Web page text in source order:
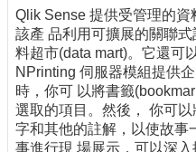
Qlik Sense 提供受管理的資
該產 品利用可擴展的關聯
料超市(data mart)。它還可
NPrinting 伺服器模組提供
時，你可 以將書籤
選取的項目。然後， 你可
字和其他的註解，以使故事
事進行現 場展示，可以深